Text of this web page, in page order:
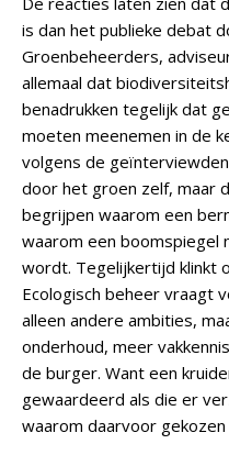
is dan het publieke debat
Groenbeheerders,
allemaal dat
benadrukken tegelijk dat
moeten meenemen in de
volgens de
door het groen zelf, maar
begrijpen waarom een
waarom een boomspiegel
wordt. Tegelijkertijd klinkt
Ecologisch beheer vraagt
alleen andere ambities,
onderhoud, meer
de burger. Want een
gewaardeerd als die er
waarom daarvoor gekozen